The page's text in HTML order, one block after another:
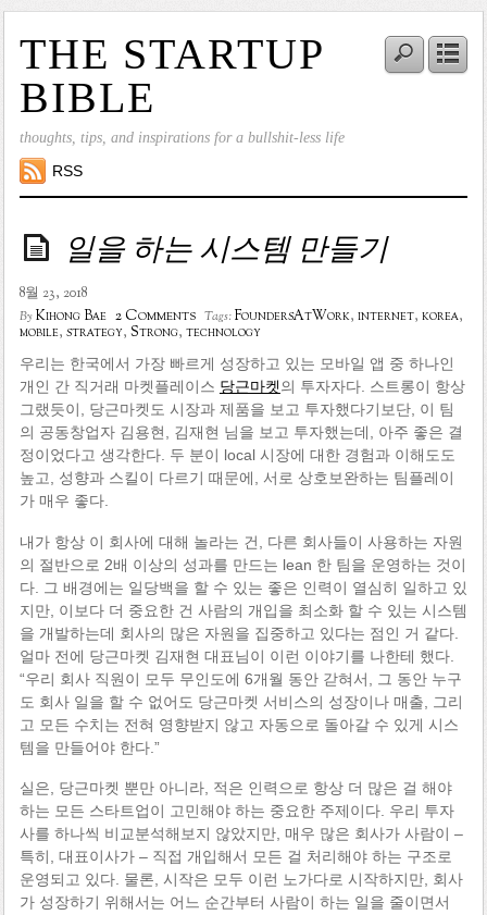
THE STARTUP
BIBLE
thoughts, tips, and inspirations for a bullshit-less life
RSS
일을 하는 시스템 만들기
8월 23, 2018
ByKihong Bae 2 Comments Tags:FoundersAtWork, internet, korea,
mobile, strategy, Strong, technology
우리는 한국에서 가장 빠르게 성장하고 있는 모바일 앱 중 하나인
개인 간 직거래 마켓플레이스 당근마켓의 투자자다. 스트롱이 항상
그랬듯이, 당근마켓도 시장과 제품을 보고 투자했다기보단, 이 팀
의 공동창업자 김용현, 김재현 님을 보고 투자했는데, 아주 좋은 결
정이었다고 생각한다. 두 분이 local 시장에 대한 경험과 이해도도
높고, 성향과 스킬이 다르기 때문에, 서로 상호보완하는 팀플레이
가 매우 좋다.
내가 항상 이 회사에 대해 놀라는 건, 다른 회사들이 사용하는 자원
의 절반으로 2배 이상의 성과를 만드는 lean 한 팀을 운영하는 것이
다. 그 배경에는 일당백을 할 수 있는 좋은 인력이 열심히 일하고 있
지만, 이보다 더 중요한 건 사람의 개입을 최소화 할 수 있는 시스템
을 개발하는데 회사의 많은 자원을 집중하고 있다는 점인 거 같다.
얼마 전에 당근마켓 김재현 대표님이 이런 이야기를 나한테 했다.
“우리 회사 직원이 모두 무인도에 6개월 동안 갇혀서, 그 동안 누구
도 회사 일을 할 수 없어도 당근마켓 서비스의 성장이나 매출, 그리
고 모든 수치는 전혀 영향받지 않고 자동으로 돌아갈 수 있게 시스
템을 만들어야 한다.”
실은, 당근마켓 뿐만 아니라, 적은 인력으로 항상 더 많은 걸 해야
하는 모든 스타트업이 고민해야 하는 중요한 주제이다. 우리 투자
사를 하나씩 비교분석해보지 않았지만, 매우 많은 회사가 사람이 –
특히, 대표이사가 – 직접 개입해서 모든 걸 처리해야 하는 구조로
운영되고 있다. 물론, 시작은 모두 이런 노가다로 시작하지만, 회사
가 성장하기 위해서는 어느 순간부터 사람이 하는 일을 줄이면서